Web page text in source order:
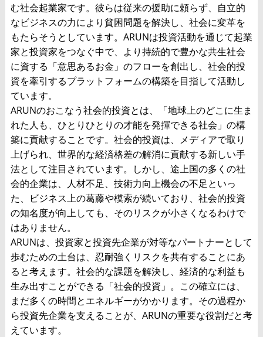
む社会起業家です。彼らは従来の援助に頼らず、自立的
なビジネスの力により貧困問題を解決し、社会に変革を
もたらそうとしています。ARUNは投資活動を通じて起業
家と投資家をつなぐ中で、より持続的で豊かな共生社会
に資する「意思あるお金」のフローを創出し、社会的投
資を牽引するプラットフォームの構築を目指して活動し
ています。
ARUNのおこなう社会的投資とは、「地球上のどこに生ま
れた人も、ひとりひとりの才能を発揮できる社会」の構
築に貢献することです。社会的投資は、メディアで取り
上げられ、世界的な経済格差の解消に貢献する新しい手
法として注目されています。しかし、途上国の多くの社
会的企業は、人材不足、技術力向上機会の不足といっ
た、ビジネス上の葛藤や模索が続いており、社会的投資
の知名度が向上しても、そのリスクが小さくなるわけで
はありません。
ARUNは、投資家と投資先企業が対等なパートナーとして
歩むための土台は、忍耐強くリスクを共有することにあ
ると考えます。社会的な課題を解決し、経済的な利益も
生み出すことができる「社会的投資」。この確立には、
まだ多くの時間とエネルギーがかかります。その過程か
ら投資先企業を支えることが、ARUNの重要な役割だと考
えています。